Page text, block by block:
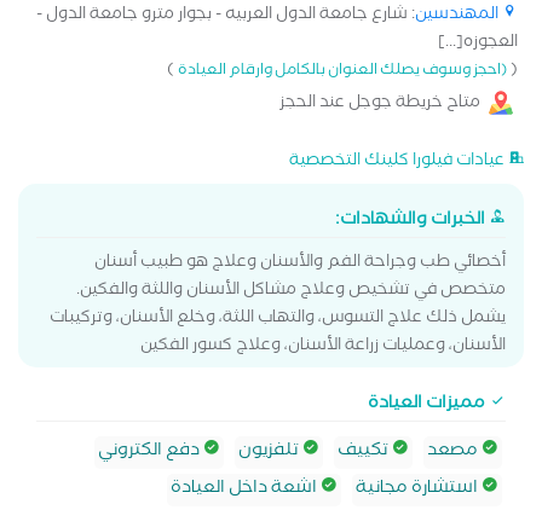
المهندسين: شارع جامعة الدول العربيه - بجوار مترو جامعة الدول -
العجوزه[...]
((احجز وسوف يصلك العنوان بالكامل وارقام العيادة)
متاح خريطة جوجل عند الحجز
عيادات فيلورا كلينك التخصصية
الخبرات والشهادات:
أخصائي طب وجراحة الفم والأسنان وعلاج هو طبيب أسنان
متخصص في تشخيص وعلاج مشاكل الأسنان واللثة والفكين.
يشمل ذلك علاج التسوس، والتهاب اللثة، وخلع الأسنان، وتركيبات
الأسنان، وعمليات زراعة الأسنان، وعلاج كسور الفكين
مميزات العيادة
مصعد
تكييف تلفزيون
دفع الكتروني
استشارة مجانية
اشعة داخل العيادة